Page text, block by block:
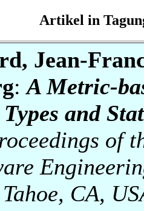
Artikel in
Jean-
:A Metric-
and
of
CA,